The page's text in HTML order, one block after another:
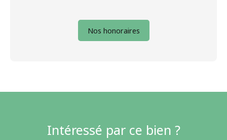
Nos honoraires
Intéressé par ce bien ?